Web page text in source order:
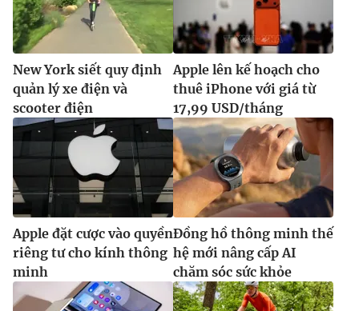
New York siết quy định
quản lý xe điện và
scooter điện
Apple lên kế hoạch cho
thuê iPhone với giá từ
17,99 USD/tháng
Apple đặt cược vào quyền
riêng tư cho kính thông
minh
Đồng hồ thông minh thế
hệ mới nâng cấp AI
chăm sóc sức khỏe